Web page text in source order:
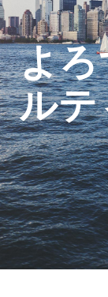
よ
ル
生成AIとの